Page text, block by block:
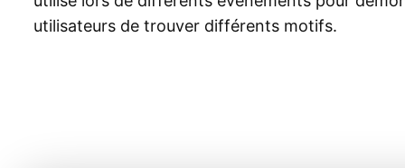
utilisateurs de trouver différents motifs.